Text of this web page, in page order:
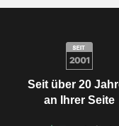
Seit über 20
an Ihrer Seite